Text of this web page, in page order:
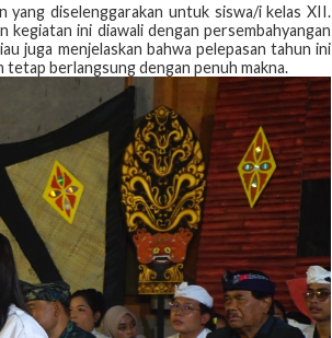
yang diselenggarakan untuk siswa/i kelas XII.
kegiatan ini diawali dengan persembahyangan
juga menjelaskan bahwa pelepasan tahun ini
tetap berlangsung dengan penuh makna.